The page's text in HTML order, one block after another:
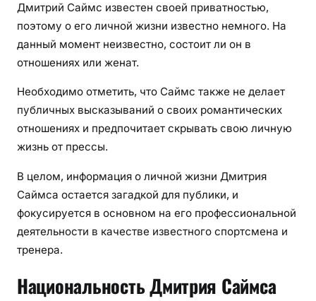
Дмитрий Саймс известен своей приватностью,
поэтому о его личной жизни известно немного. На
данный момент неизвестно, состоит ли он в
отношениях или женат.
Необходимо отметить, что Саймс также не делает
публичных высказываний о своих романтических
отношениях и предпочитает скрывать свою личную
жизнь от прессы.
В целом, информация о личной жизни Дмитрия
Саймса остается загадкой для публики, и
фокусируется в основном на его профессиональной
деятельности в качестве известного спортсмена и
тренера.
Национальность Дмитрия Саймса